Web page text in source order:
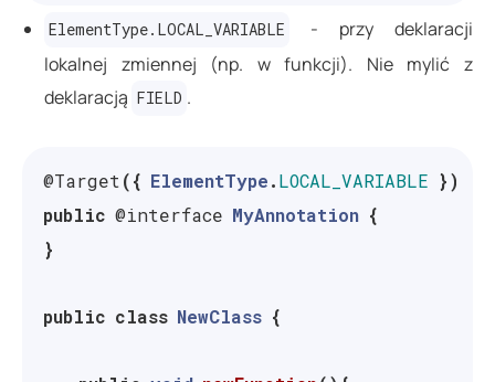
ElementType.LOCAL_VARIABLE
- przy deklaracji
lokalnej zmiennej (np. w funkcji). Nie mylić z
deklaracją FIELD .
@Target ({ ElementType.LOCAL_VARIABLE })
public @interface MyAnnotation {
}
public class NewClass {